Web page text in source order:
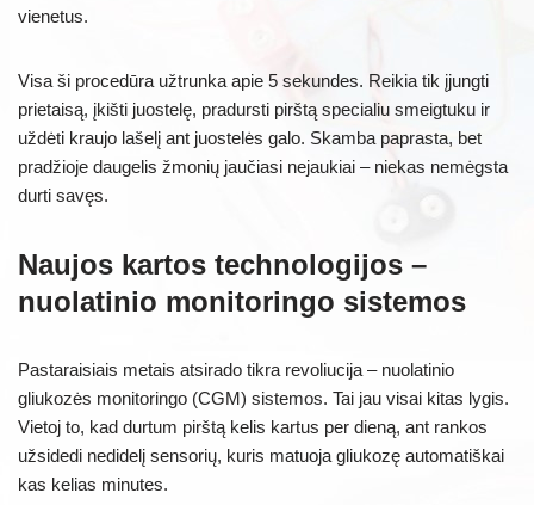
vienetus.
Visa ši procedūra užtrunka apie 5 sekundes. Reikia tik įjungti
prietaisą, įkišti juostelę, pradursti pirštą specialiu smeigtuku ir
uždėti kraujo lašelį ant juostelės galo. Skamba paprasta, bet
pradžioje daugelis žmonių jaučiasi nejaukiai – niekas nemėgsta
durti savęs.
Naujos kartos technologijos –
nuolatinio monitoringo sistemos
Pastaraisiais metais atsirado tikra revoliucija – nuolatinio
gliukozės monitoringo (CGM) sistemos. Tai jau visai kitas lygis.
Vietoj to, kad durtum pirštą kelis kartus per dieną, ant rankos
užsidedi nedidelį sensorių, kuris matuoja gliukozę automatiškai
kas kelias minutes.